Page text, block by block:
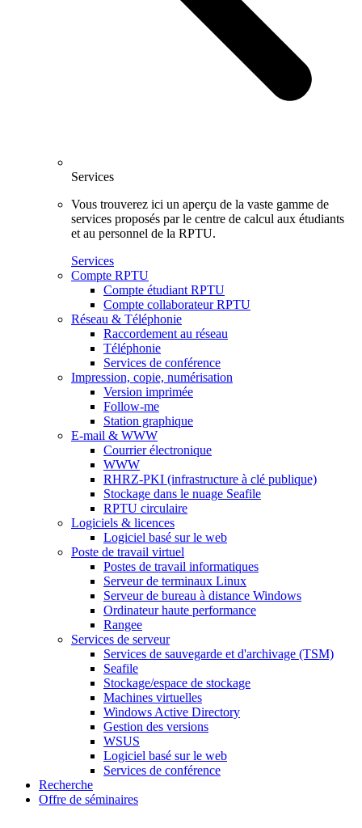
Services
Vous trouverez ici un aperçu de la vaste gamme de
services proposés par le centre de calcul aux étudiants
et au personnel de la RPTU.
Services
Compte RPTU
Compte étudiant RPTU
Compte collaborateur RPTU
Réseau & Téléphonie
Raccordement au réseau
Téléphonie
Services de conférence
Impression, copie, numérisation
Version imprimée
Follow-me
Station graphique
E-mail & WWW
Courrier électronique
WWW
RHRZ-PKI (infrastructure à clé publique)
Stockage dans le nuage Seafile
RPTU circulaire
Logiciels & licences
Logiciel basé sur le web
Poste de travail virtuel
Postes de travail informatiques
Serveur de terminaux Linux
Serveur de bureau à distance Windows
Ordinateur haute performance
Rangee
Services de serveur
Services de sauvegarde et d'archivage (TSM)
Seafile
Stockage/espace de stockage
Machines virtuelles
Windows Active Directory
Gestion des versions
WSUS
Logiciel basé sur le web
Services de conférence
Recherche
Offre de séminaires